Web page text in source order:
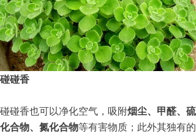
碰碰香
碰碰香也可以净化空气，吸附烟尘、甲醛、硫
化合物、氮化合物等有害物质；此外其独有的